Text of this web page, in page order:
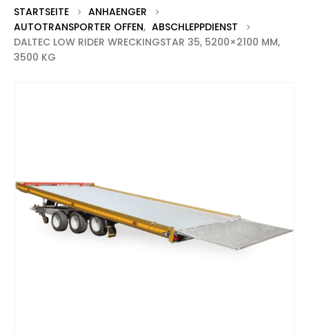
STARTSEITE
ANHAENGER
AUTOTRANSPORTER OFFEN, ABSCHLEPPDIENST
DALTEC LOW RIDER WRECKINGSTAR 35, 5200×2100 MM,
3500 KG